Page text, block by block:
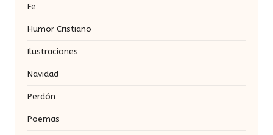
Fe
Humor Cristiano
Ilustraciones
Navidad
Perdón
Poemas